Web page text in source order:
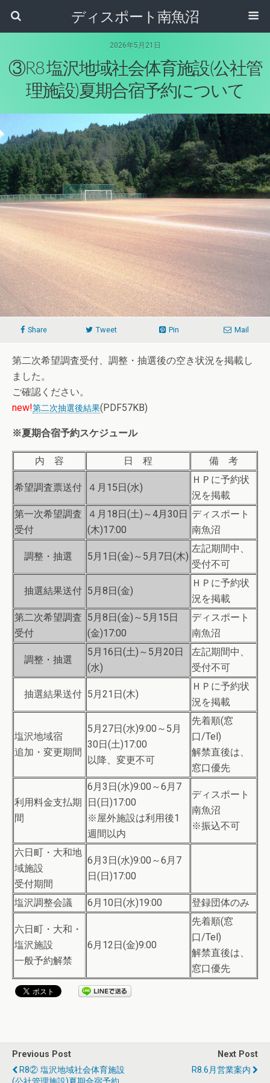
ディスポート南魚沼
2026年5月21日
③R8 塩沢地域社会体育施設(公社管
理施設)夏期合宿予約について
Share Tweet Pin Mail
第二次希望調査受付、調整・抽選後の空き状況を掲載し
ました。
ご確認ください。
new!第二次抽選後結果(PDF57KB)
※夏期合宿予約スケジュール
内 容 日 程 備 考
希望調査票送付 ４月15日(水)
ＨＰに予約状
況を掲載
第一次希望調査
受付
４月18日(土)～4月30日
(木)17:00
ディスポート
南魚沼
調整・抽選 5月1日(金)～5月7日(木)
左記期間中、
受付不可
抽選結果送付 5月8日(金)
ＨＰに予約状
況を掲載
第二次希望調査
受付
5月8日(金)～5月15日
(金)17:00
ディスポート
南魚沼
調整・抽選
5月16日(土)～5月20日
(水)
左記期間中、
受付不可
抽選結果送付 5月21日(木)
ＨＰに予約状
況を掲載
塩沢地域宿
追加・変更期間
5月27日(水)9:00～5月
30日(土)17:00
以降、変更不可
先着順(窓
口/Tel)
解禁直後は、
窓口優先
利用料金支払期
間
6月3日(水)9:00～6月7
日(日)17:00
※屋外施設は利用後1
週間以内
ディスポート
南魚沼
※振込不可
六日町・大和地
域施設
受付期間
6月3日(水)9:00～6月7
日(日)17:00
塩沢調整会議 6月10日(水)19:00 登録団体のみ
六日町・大和・
塩沢施設
一般予約解禁
6月12日(金)9:00
先着順(窓
口/Tel)
解禁直後は、
窓口優先
Previous Post
R8② 塩沢地域社会体育施設
Next Post
R8.6月営業案内